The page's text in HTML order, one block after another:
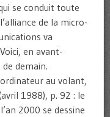
se conduit toute
de la micro-
va
en avant-
demain.
au volant,
1988), p. 92 : le
2000 se dessine